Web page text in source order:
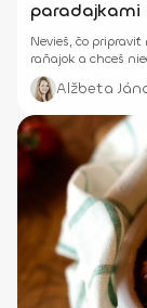
paradajkami
Nevieš, čo
raňajok a chceš
môžeš pripraviť
Alžbeta